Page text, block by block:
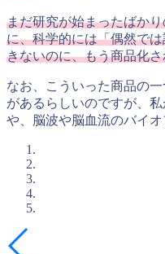
まだ研究が始まったばか
に、科学的には「偶然で
きないのに、もう商品化
なお、こういった商品の
があるらしいのですが、
や、脳波や脳血流のバイ
入塾簡易診断のご案内